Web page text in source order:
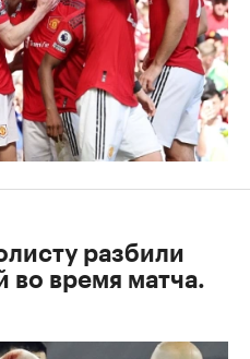
разбили
во время матча.